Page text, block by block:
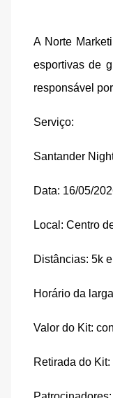
A Norte
esportivas de
responsável
Serviço:
Santander
Data: 16/05/
Local: Centro
Distâncias: 5k
Horário da
Valor do Kit:
Retirada do